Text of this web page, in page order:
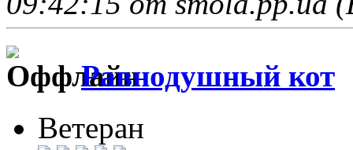
Равнодушный кот
Ветеран